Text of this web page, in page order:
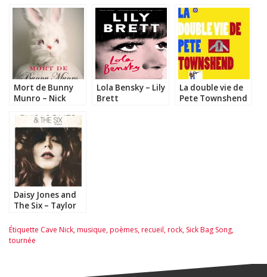
Mort de Bunny
Munro – Nick
Lola Bensky – Lily
Brett
La double vie de
Pete Townshend
Daisy Jones and
The Six – Taylor
Étiquette Cave Nick,musique,poèmes,recueil,rock, Sick Bag Song,
tournée